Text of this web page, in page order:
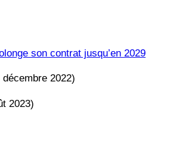
son contrat jusqu’en 2029
2022)
2023)